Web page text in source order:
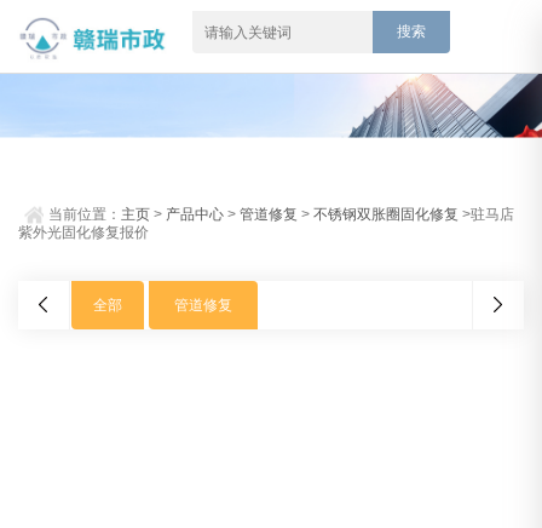
当前位置： 主页 > 产品中心 >管道修复 >不锈钢双胀圈固化修复 >驻马店
紫外光固化修复报价
全部 管道修复